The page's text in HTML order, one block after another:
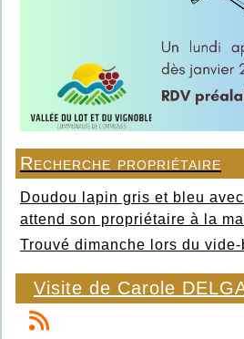
Recherche propriétaire
Doudou lapin gris et bleu
attend son propriétaire à la
Trouvé dimanche lors du
Visite de Carole